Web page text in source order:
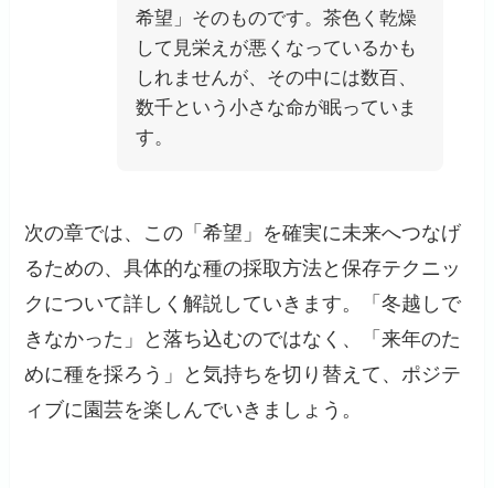
希望」そのものです。茶色く乾燥
して見栄えが悪くなっているかも
しれませんが、その中には数百、
数千という小さな命が眠っていま
す。
次の章では、この「希望」を確実に未来へつなげ
るための、具体的な種の採取方法と保存テクニッ
クについて詳しく解説していきます。「冬越しで
きなかった」と落ち込むのではなく、「来年のた
めに種を採ろう」と気持ちを切り替えて、ポジテ
ィブに園芸を楽しんでいきましょう。